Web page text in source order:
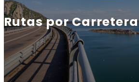
Rutas por Carretera